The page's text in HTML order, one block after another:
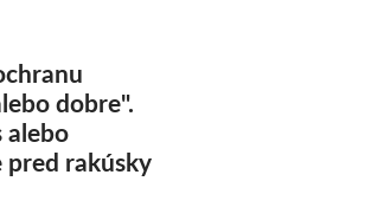
dobre".
alebo
pred rakúsky